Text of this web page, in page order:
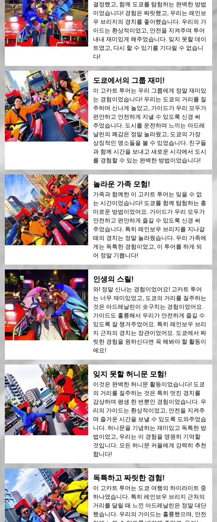
결정했고, 함께 도쿄를 탐험하는 완벽한 방법
이었습니다! 경험은 짜릿했고, 우리는 레인보
우 브리지의 경치를 좋아했습니다. 우리의 가
이드는 환상적이었고, 안전을 지켜주며 투어
내내 재미있게 해주었습니다. 잊지 못할 데이
트였고, 다시 할 수 있기를 기다릴 수 없습니
다!
도쿄에서의 그룹 재미!
이 고카트 투어는 우리 그룹에게 정말 재미있
는 경험이었습니다! 우리는 도쿄의 거리를 질
주하며 신나게 놀았고, 가이드가 우리 모두가
편안하고 안전하게 지낼 수 있도록 신경 써
주었습니다. 도시를 운전하며 느끼는 아드레
날린의 쾌감은 정말 놀라웠고, 도쿄의 가장
상징적인 명소들을 볼 수 있었습니다. 친구들
과 함께 시간을 보내고 새로운 시각에서 도시
를 경험할 수 있는 완벽한 방법이었습니다!
놀라운 가족 모험!
가족과 함께한 이 고카트 투어는 잊을 수 없
는 시간이었습니다! 도쿄를 함께 탐험하는 흥
미로운 방법이었어요. 가이드가 우리 모두가
안전하고 편안하게 즐길 수 있도록 신경 써
주었습니다. 특히 레인보우 브리지를 지나갈
때의 경치는 정말 놀라웠습니다. 우리 가족에
게는 독특한 경험이었고, 이 투어를 하게 되
어 정말 기쁩니다!
인생의 스릴!
와! 정말 신나는 경험이었어요! 고카트 투어
는 너무 재미있었고, 도쿄의 거리를 질주하는
것은 아드레날린이 솟구치는 경험이었어요.
가이드도 훌륭해서 우리가 안전하게 즐길 수
있도록 잘 챙겨주었어요. 특히 레인보우 브리
지 근처의 경치는 장관이었어요. 도쿄에서 짜
릿한 경험을 원하신다면 꼭 해봐야 할 활동이
에요!
잊지 못할 허니문 모험!
이것은 완벽한 허니문 활동이었습니다! 도쿄
의 거리를 질주하는 것은 특히 멋진 경치를
감상하며 평생 한 번뿐인 경험이었습니다. 우
리의 가이드는 환상적이었고, 안전을 지켜주
며 즐거운 시간을 보낼 수 있도록 도와주었습
니다. 허니문을 기념하는 재미있고 독특한 방
법이었고, 우리는 이 경험을 영원히 기억할
것입니다. 모든 허니문 커플에게 강력히 추천
합니다!
독특하고 짜릿한 경험!
이 고카트 투어는 도쿄 여행의 하이라이트 중
하나였습니다. 특히 레인보우 브리지 근처의
거리를 달릴 때 느낀 아드레날린은 정말 대단
했습니다. 우리의 가이드는 훌륭했으며, 안전